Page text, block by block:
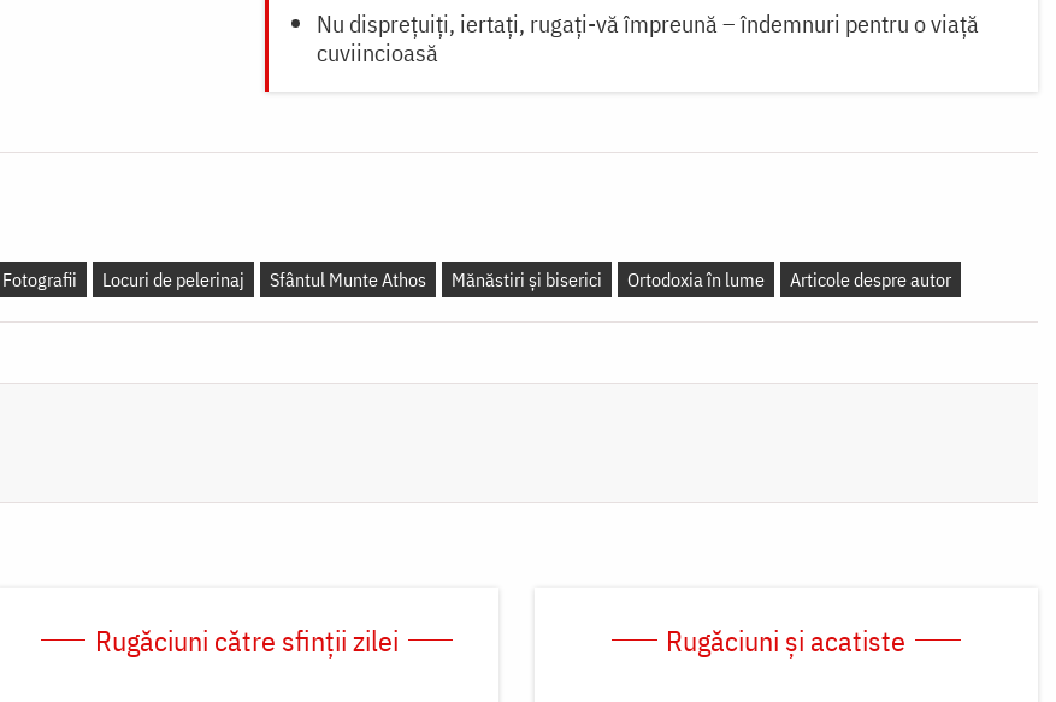
Nu disprețuiți, iertați, rugați-vă împreună – îndemnuri pentru o viață
cuviincioasă
Fotografii Locuri de pelerinaj Sfântul Munte Athos Mănăstiri și biserici Ortodoxia în lume Articole despre autor
Rugăciuni către sfinții zilei Rugăciuni și acatiste